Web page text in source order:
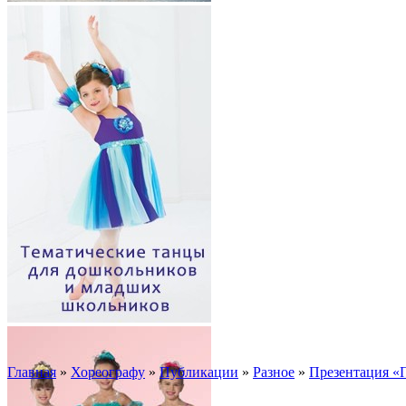
Главная » Хореографу » Публикации » Разное » Презентация